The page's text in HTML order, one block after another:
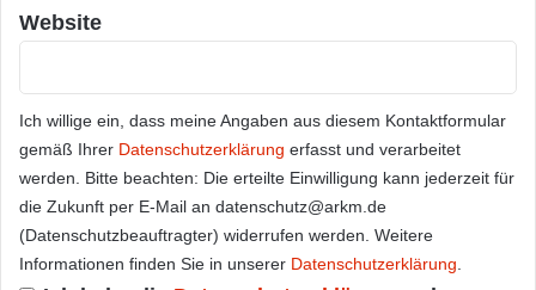
Website
Ich willige ein, dass meine Angaben aus diesem Kontaktformular
gemäß Ihrer Datenschutzerklärung erfasst und verarbeitet
werden. Bitte beachten: Die erteilte Einwilligung kann jederzeit für
die Zukunft per E-Mail an datenschutz@arkm.de
(Datenschutzbeauftragter) widerrufen werden. Weitere
Informationen finden Sie in unserer Datenschutzerklärung